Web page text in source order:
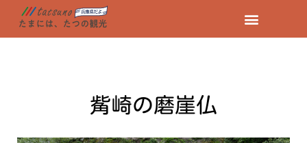
コ
ス
觜崎の磨崖仏